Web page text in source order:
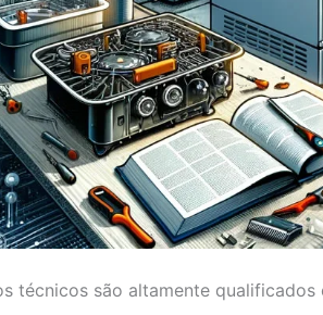
técnicos são altamente